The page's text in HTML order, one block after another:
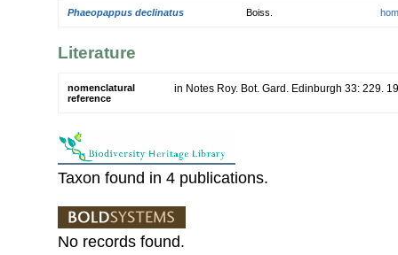
Phaeopappus declinatus Boiss.
Literature
nomenclatural
reference
in Notes Roy. Bot. Gard. Edinburgh 33: 229.
Taxon found in 4 publications.
No records found.